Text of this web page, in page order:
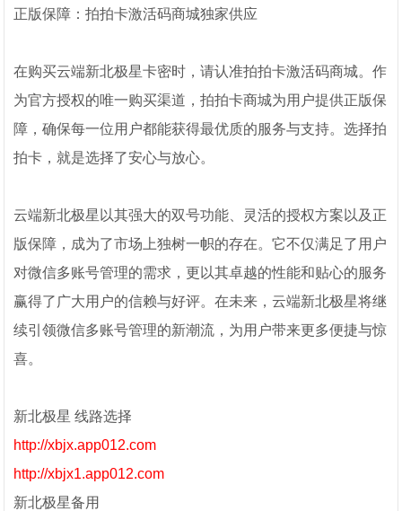
正版保障：拍拍卡激活码商城独家供应
在购买云端新北极星卡密时，请认准拍拍卡激活码商城。作
为官方授权的唯一购买渠道，拍拍卡商城为用户提供正版保
障，确保每一位用户都能获得最优质的服务与支持。选择拍
拍卡，就是选择了安心与放心。
云端新北极星以其强大的双号功能、灵活的授权方案以及正
版保障，成为了市场上独树一帜的存在。它不仅满足了用户
对微信多账号管理的需求，更以其卓越的性能和贴心的服务
赢得了广大用户的信赖与好评。在未来，云端新北极星将继
续引领微信多账号管理的新潮流，为用户带来更多便捷与惊
喜。
新北极星 线路选择
http://xbjx.app012.com
http://xbjx1.app012.com
新北极星备用